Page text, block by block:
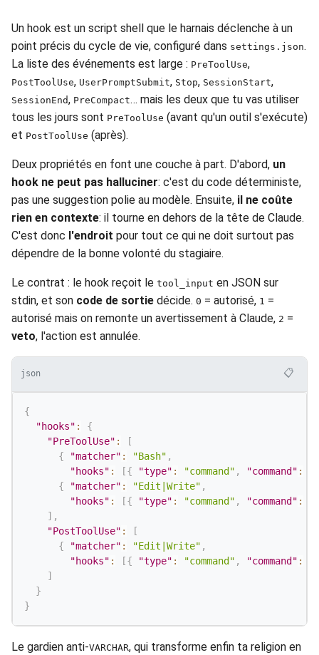
Un hook est un script shell que le harnais déclenche à un
point précis du cycle de vie, configuré dans settings.json.
La liste des événements est large : PreToolUse,
PostToolUse, UserPromptSubmit, Stop, SessionStart,
SessionEnd, PreCompact… mais les deux que tu vas utiliser
tous les jours sont PreToolUse (avant qu'un outil s'exécute)
et PostToolUse (après).
Deux propriétés en font une couche à part. D'abord, un
hook ne peut pas halluciner: c'est du code déterministe,
pas une suggestion polie au modèle. Ensuite, il ne coûte
rien en contexte: il tourne en dehors de la tête de Claude.
C'est donc l'endroit pour tout ce qui ne doit surtout pas
dépendre de la bonne volonté du stagiaire.
Le contrat : le hook reçoit le tool_input en JSON sur
stdin, et son code de sortie décide. 0 = autorisé, 1 =
autorisé mais on remonte un avertissement à Claude, 2 =
veto, l'action est annulée.
json 📋
{
"hooks" :
{
"PreToolUse" :
[
{
"matcher" : "Bash" ,
"hooks" : [{ "type" : "command" , "command" :
{
"matcher" : "Edit|Write" ,
"hooks" : [{ "type" : "command" , "command" :
] ,
"PostToolUse" :
[
{
"matcher" : "Edit|Write" ,
"hooks" : [{ "type" : "command" , "command" :
]
}
}
Le gardien anti-VARCHAR, qui transforme enfin ta religion en